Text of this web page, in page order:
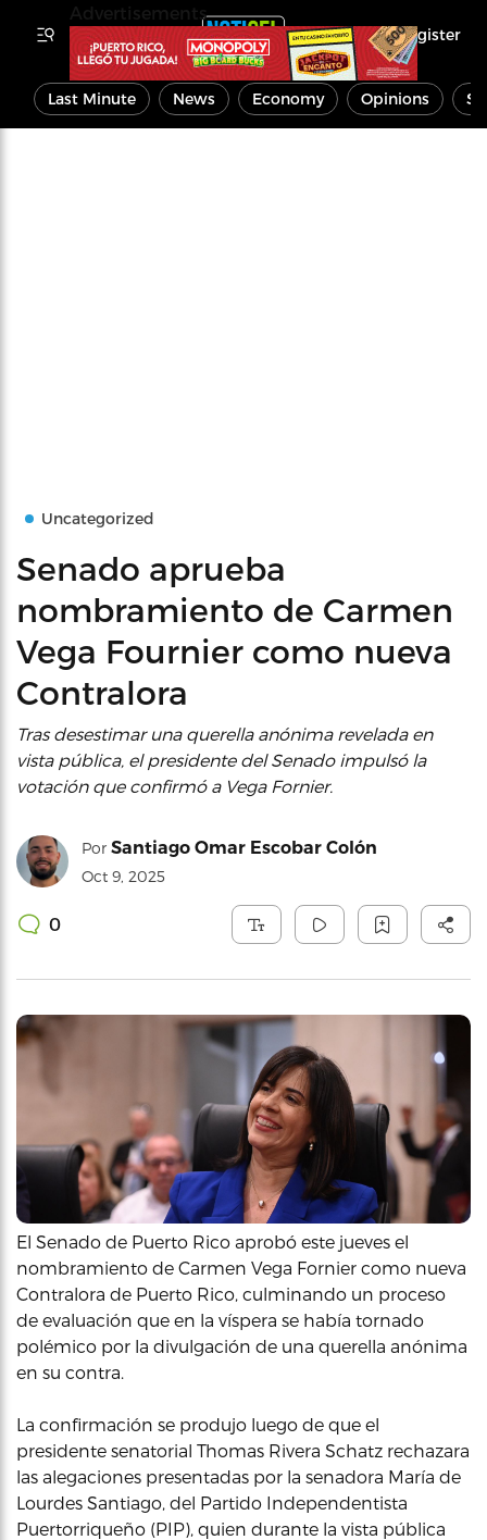
Register
Last Minute News Economy Opinions
Uncategorized
Senado aprueba
nombramiento de Carmen
Vega Fournier como nueva
Contralora
Tras desestimar una querella anónima revelada en
vista pública, el presidente del Senado impulsó la
votación que confirmó a Vega Fornier.
Por Santiago Omar Escobar Colón
Oct 9, 2025
0
El Senado de Puerto Rico aprobó este jueves el
nombramiento de Carmen Vega Fornier como nueva
Contralora de Puerto Rico, culminando un proceso
de evaluación que en la víspera se había tornado
polémico por la divulgación de una querella anónima
en su contra.
La confirmación se produjo luego de que el
presidente senatorial Thomas Rivera Schatz rechazara
las alegaciones presentadas por la senadora María de
Lourdes Santiago, del Partido Independentista
Puertorriqueño (PIP), quien durante la vista pública
Advertisements